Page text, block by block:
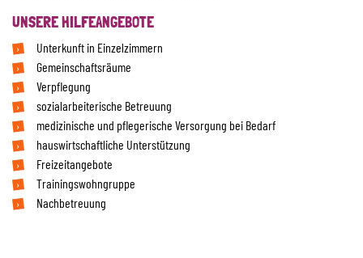
UNSERE HILFEANGEBOTE
Unterkunft in Einzelzimmern
Gemeinschaftsräume
Verpflegung
sozialarbeiterische Betreuung
medizinische und pflegerische Versorgung bei Bedarf
hauswirtschaftliche Unterstützung
Freizeitangebote
Trainingswohngruppe
Nachbetreuung